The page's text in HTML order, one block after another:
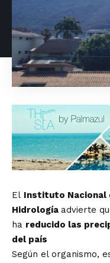
El Instituto Nacional
Hidrología advierte
ha reducido las
del país
Según el organismo,